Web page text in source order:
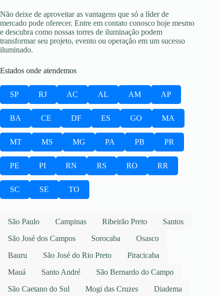
Não deixe de aproveitar as vantagens que só a líder de
mercado pode oferecer. Entre em contato conosco hoje mesmo
e descubra como nossas torres de iluminação podem
transformar seu projeto, evento ou operação em um sucesso
iluminado.
Estados onde atendemos
SP RJ AC AL AM AP
BA CE DF ES GO MA
MT MS MG PA PB PR
PE PI RN RS RO RR
SC SE TO
São Paulo Campinas Ribeirão Preto
Santos
São José dos Campos
Sorocaba
Osasco
Bauru
São José do Rio Preto
Piracicaba
Mauá
Santo André
São Bernardo do Campo
São Caetano do Sul
Mogi das Cruzes
Diadema